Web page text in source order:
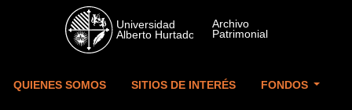
Skip to main content
QUIENES SOMOS SITIOS DE INTERÉS FONDOS